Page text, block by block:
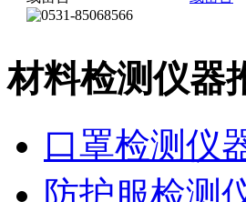
材料检测仪器
口罩检测仪
防护服检测